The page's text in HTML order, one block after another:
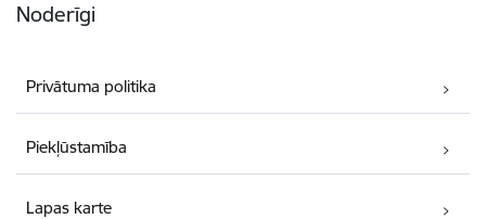
Noderīgi
Privātuma politika
Piekļūstamība
Lapas karte